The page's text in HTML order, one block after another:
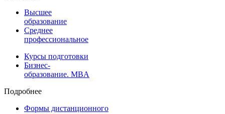
Высшее
образование
Среднее
профессиональное
Курсы подготовки
Бизнес-
образование. MBA
Подробнее
Формы дистанционного